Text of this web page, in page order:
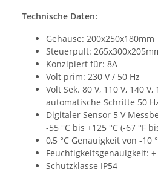
Technische Daten:
Gehäuse: 200x250x180mm
Steuerpult:
Konzipiert für: 8A
Volt prim: 230 V / 50 Hz
Volt Sek. 80 V, 110 V, 140 V,
automatische Schritte 50
Digitaler Sensor 5 V
-55 °C bis +125 °C (-67 °F
0,5 °C Genauigkeit von -10
Feuchtigkeitsgenauigkeit: ±
Schutzklasse IP54